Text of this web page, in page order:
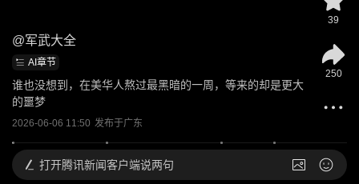
@军武大全
AI章节
谁也没想到，在美华人熬过最黑暗的一周，等来的却是更大
的噩梦
2026-06-06 11:50 发布于广东
39
250
打开腾讯新闻客户端说两句